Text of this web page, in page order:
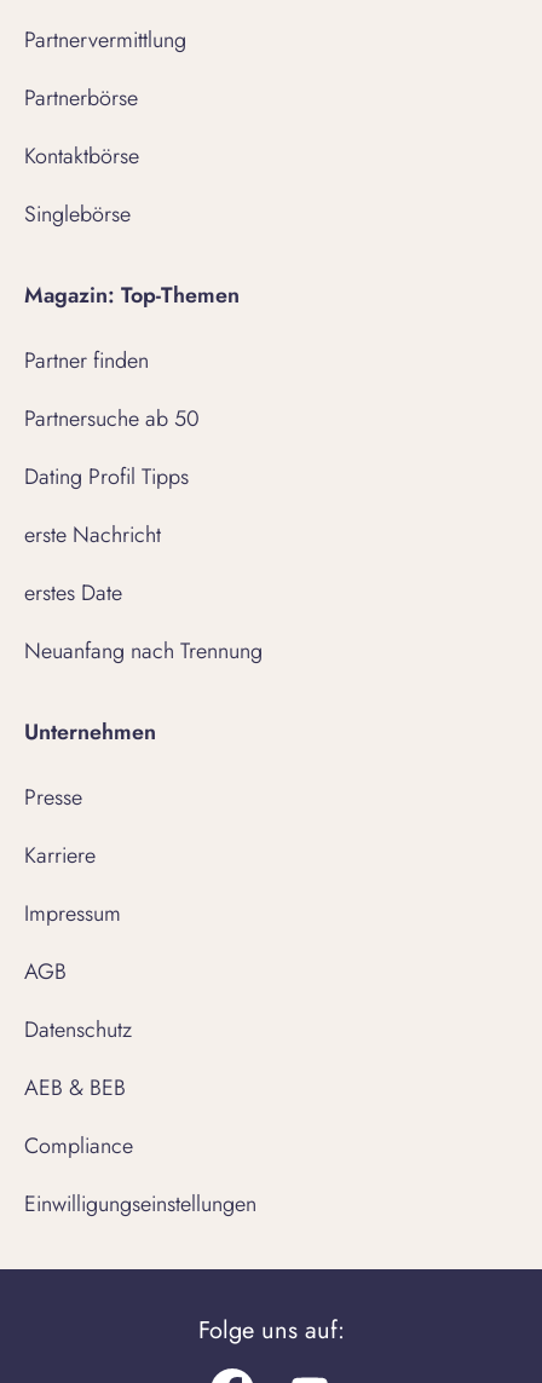
Partnervermittlung
Partnerbörse
Kontaktbörse
Singlebörse
Magazin: Top-Themen
Partner finden
Partnersuche ab 50
Dating Profil Tipps
erste Nachricht
erstes Date
Neuanfang nach Trennung
Unternehmen
Presse
Karriere
Impressum
AGB
Datenschutz
AEB & BEB
Compliance
Einwilligungseinstellungen
Folge uns auf: